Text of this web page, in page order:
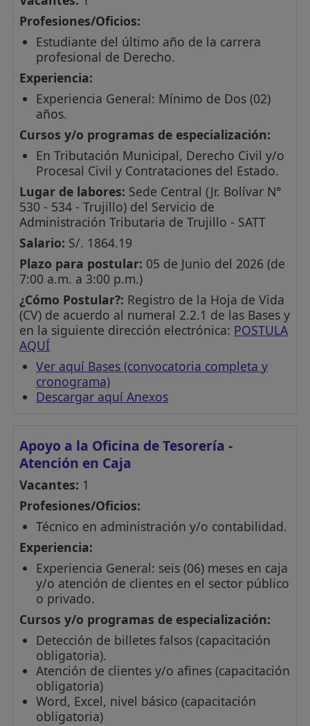
Profesiones/Oficios:
Estudiante del último año de la carrera
profesional de Derecho.
Experiencia:
Experiencia General: Mínimo de Dos (02)
años.
Cursos y/o programas de especialización:
En Tributación Municipal, Derecho Civil y/o
Procesal Civil y Contrataciones del Estado.
Lugar de labores: Sede Central (Jr. Bolívar N°
530 - 534 - Trujillo) del Servicio de
Administración Tributaria de Trujillo - SATT
Salario: S/. 1864.19
Plazo para postular: 05 de Junio del 2026 (de
7:00 a.m. a 3:00 p.m.)
¿Cómo Postular?: Registro de la Hoja de Vida
(CV) de acuerdo al numeral 2.2.1 de las Bases y
en la siguiente dirección electrónica: POSTULA
AQUÍ
Ver aquí Bases (convocatoria completa y
cronograma)
Descargar aquí Anexos
Apoyo a la Oficina de Tesorería -
Atención en Caja
Vacantes: 1
Profesiones/Oficios:
Técnico en administración y/o contabilidad.
Experiencia:
Experiencia General: seis (06) meses en caja
y/o atención de clientes en el sector público
o privado.
Cursos y/o programas de especialización:
Detección de billetes falsos (capacitación
obligatoria).
Atención de clientes y/o afines (capacitación
obligatoria)
Word, Excel, nivel básico (capacitación
obligatoria)